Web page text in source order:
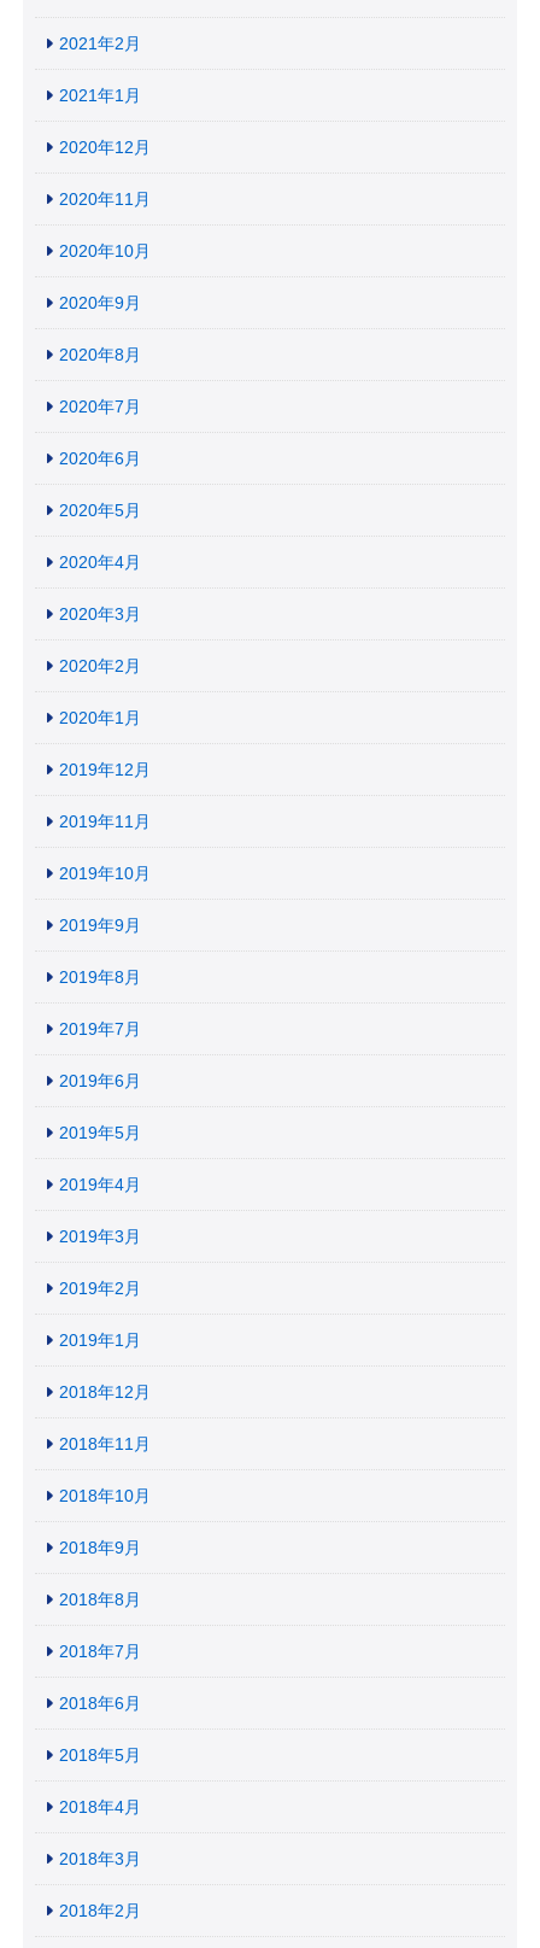
2021年2月
2021年1月
2020年12月
2020年11月
2020年10月
2020年9月
2020年8月
2020年7月
2020年6月
2020年5月
2020年4月
2020年3月
2020年2月
2020年1月
2019年12月
2019年11月
2019年10月
2019年9月
2019年8月
2019年7月
2019年6月
2019年5月
2019年4月
2019年3月
2019年2月
2019年1月
2018年12月
2018年11月
2018年10月
2018年9月
2018年8月
2018年7月
2018年6月
2018年5月
2018年4月
2018年3月
2018年2月